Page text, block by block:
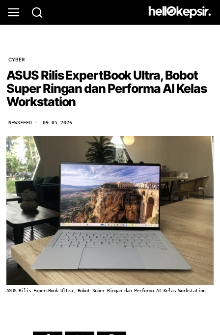
CYBER
ASUS Rilis ExpertBook Ultra, Bobot
Super Ringan dan Performa AI Kelas
Workstation
NEWSFEED 09.05.2026
ASUS Rilis ExpertBook Ultra, Bobot Super Ringan dan Performa AI Kelas Workstation